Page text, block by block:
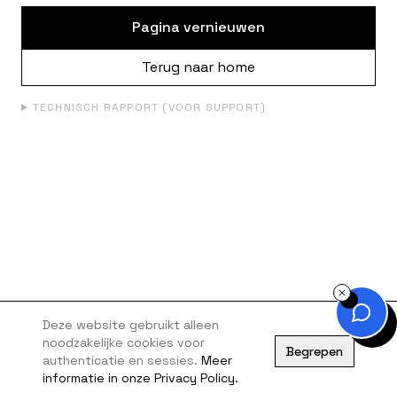
Pagina vernieuwen
Terug naar home
TECHNISCH RAPPORT (VOOR SUPPORT)
Deze website gebruikt alleen
noodzakelijke cookies voor
authenticatie en sessies. Meer
informatie in onze Privacy Policy.
Begrepen